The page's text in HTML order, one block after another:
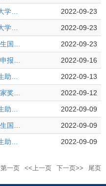
2022-09-23
2022-09-23
2022-09-23
2022-09-16
2022-09-13
2022-09-12
2022-09-09
2022-09-09
2022-09-09
第一页 <<上一页 下一页>> 尾页